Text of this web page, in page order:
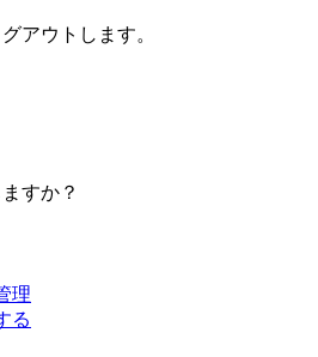
アウトします。
すか？
理
る